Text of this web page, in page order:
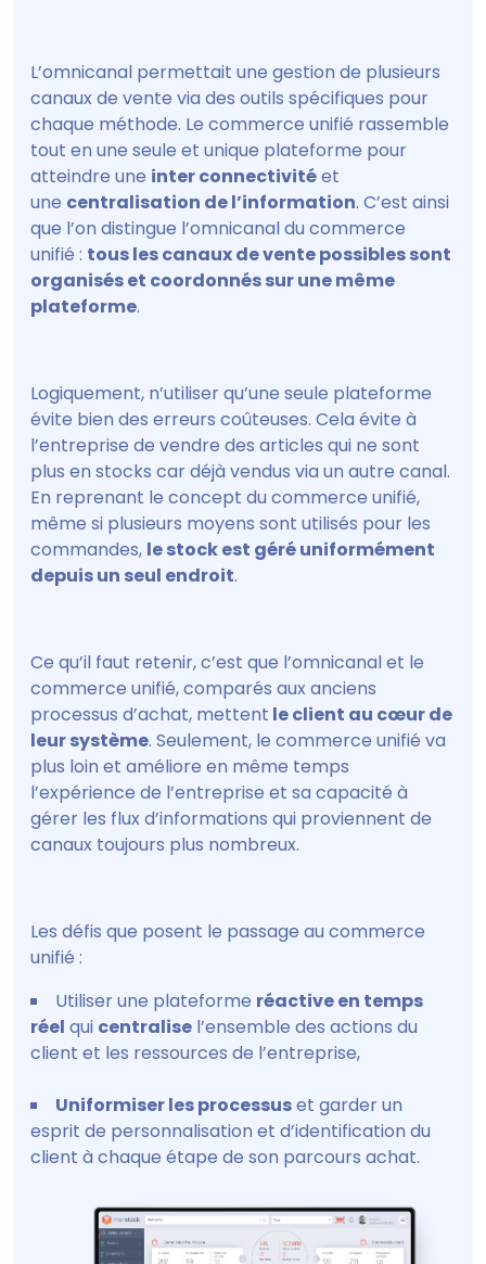
L’omnicanal permettait une gestion de plusieurs
canaux de vente via des outils spécifiques pour
chaque méthode. Le commerce unifié rassemble
tout en une seule et unique plateforme pour
atteindre une inter connectivitéet
une centralisation de l’information. C’est ainsi
que l’on distingue l’omnicanal du commerce
unifié : tous les canaux de vente possibles sont
organisés et coordonnés sur une même
plateforme.
Logiquement, n’utiliser qu’une seule plateforme
évite bien des erreurs coûteuses. Cela évite à
l’entreprise de vendre des articles qui ne sont
plus en stocks car déjà vendus via un autre canal.
En reprenant le concept du commerce unifié,
même si plusieurs moyens sont utilisés pour les
commandes, le stock est géré uniformément
depuis un seul endroit.
Ce qu’il faut retenir, c’est que l’omnicanal et le
commerce unifié, comparés aux anciens
processus d’achat, mettent le client au cœur de
leur système. Seulement, le commerce unifié va
plus loin et améliore en même temps
l’expérience de l’entreprise et sa capacité à
gérer les flux d’informations qui proviennent de
canaux toujours plus nombreux.
Les défis que posent le passage au commerce
unifié :
Utiliser une plateforme réactive en temps
réel qui centralise l’ensemble des actions du
client et les ressources de l’entreprise,
Uniformiser les processuset garder un
esprit de personnalisation et d’identification du
client à chaque étape de son parcours achat.